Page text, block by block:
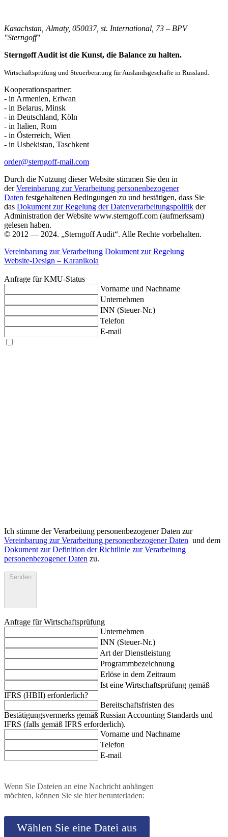
Kasachstan, Almaty, 050037, st. International, 73 – BPV
"Sterngoff"
Sterngoff Audit ist die Kunst, die Balance zu halten.
Wirtschaftsprüfung und Steuerberatung für Auslandsgeschäfte in Russland.
Kooperationspartner:
- in Armenien, Eriwan
- in Belarus, Minsk
- in Deutschland, Köln
- in Italien, Rom
- in Österreich, Wien
- in Usbekistan, Taschkent
order@sterngoff-mail.com
Durch die Nutzung dieser Website stimmen Sie den in
derVereinbarung zur Verarbeitung personenbezogener
Daten festgehaltenen Bedingungen zu und bestätigen, dass Sie
das Dokument zur Regelung der Datenverarbeitungspolitik der
Administration der Website www.sterngoff.com (aufmerksam)
gelesen haben.
© 2012 — 2024. „Sterngoff Audit“. Alle Rechte vorbehalten.
Vereinbarung zur Verarbeitung Dokument zur Regelung
Website-Design – Karanikola
Anfrage für KMU-Status
Vorname und Nachname
Unternehmen
INN (Steuer-Nr.)
Telefon
E-mail
Ich stimme der Verarbeitung personenbezogener Daten zur
Vereinbarung zur Verarbeitung personenbezogener Daten und dem
Dokument zur Definition der Richtlinie zur Verarbeitung
personenbezogener Daten zu.
Senden
Anfrage für Wirtschaftsprüfung
Unternehmen
INN (Steuer-Nr.)
Art der Dienstleistung
Programmbezeichnung
Erlöse in dem Zeitraum
Ist eine Wirtschaftsprüfung gemäß
IFRS (HBII) erforderlich?
Bereitschaftsfristen des
Bestätigungsvermerks gemäß Russian Accounting Standards und
IFRS (falls gemäß IFRS erforderlich).
Vorname und Nachname
Telefon
E-mail
Wenn Sie Dateien an eine Nachricht anhängen
möchten, können Sie sie hier herunterladen:
Wählen Sie eine Datei aus